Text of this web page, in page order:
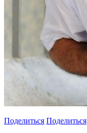
Поделиться Поделиться